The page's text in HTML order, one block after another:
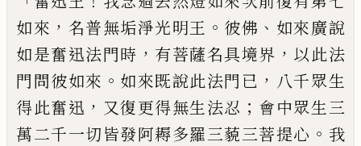
如來 ， 名普無垢淨光明王 。 彼佛 、 如來廣說
如是奮迅法門時 ， 有菩薩名具境界 ， 以此法
門問彼如來 。 如來既說此法門已 ， 八千眾生
得此奮迅 ， 又復更得無生法忍 ； 會中眾生三
萬二千一切皆發阿耨多羅三藐三菩提心 。 我